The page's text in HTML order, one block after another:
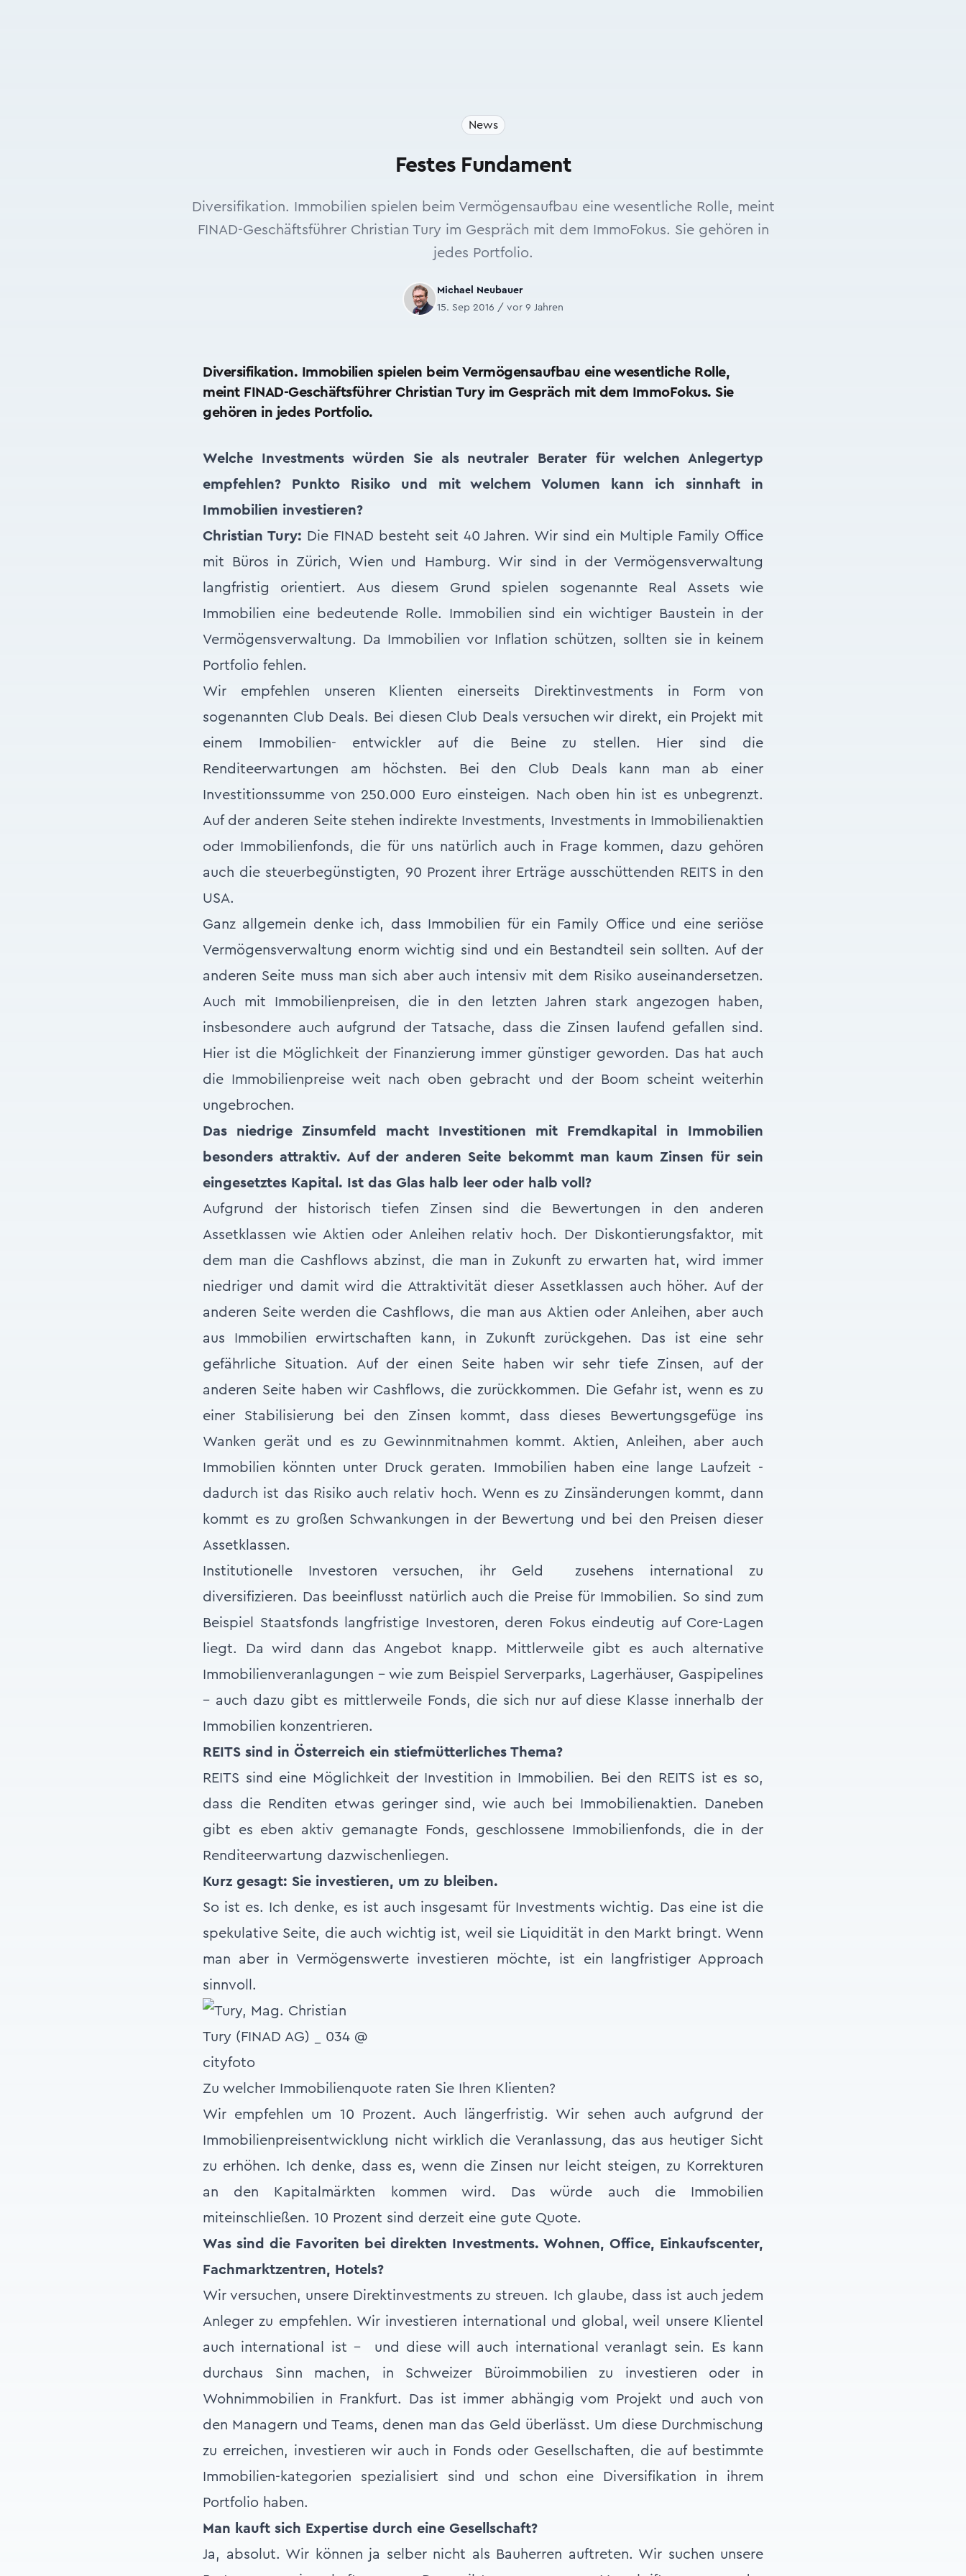
News
Festes Fundament
Diversifikation. Immobilien spielen beim Vermögensaufbau eine wesentliche Rolle, meint
FINAD-Geschäftsführer Christian Tury im Gespräch mit dem ImmoFokus. Sie gehören in
jedes Portfolio.
Michael Neubauer
15. Sep 2016 / vor 9 Jahren
Diversifikation. Immobilien spielen beim Vermögensaufbau eine wesentliche Rolle,
meint FINAD-Geschäftsführer Christian Tury im Gespräch mit dem ImmoFokus. Sie
gehören in jedes Portfolio.
Welche Investments würden Sie als neutraler Berater für welchen Anlegertyp
empfehlen? Punkto Risiko und mit welchem Volumen kann ich sinnhaft in
Immobilien investieren?
Christian Tury: Die FINAD besteht seit 40 Jahren. Wir sind ein Multiple Family Office
mit Büros in Zürich, Wien und Hamburg. Wir sind in der Vermögensverwaltung
langfristig orientiert. Aus diesem Grund spielen sogenannte Real Assets wie
Immobilien eine bedeutende Rolle. Immobilien sind ein wichtiger Baustein in der
Vermögensverwaltung. Da Immobilien vor Inflation schützen, sollten sie in keinem
Portfolio fehlen.
Wir empfehlen unseren Klienten einerseits Direktinvestments in Form von
sogenannten Club Deals. Bei diesen Club Deals versuchen wir direkt, ein Projekt mit
einem Immobilien- entwickler auf die Beine zu stellen. Hier sind die
Renditeerwartungen am höchsten. Bei den Club Deals kann man ab einer
Investitionssumme von 250.000 Euro einsteigen. Nach oben hin ist es unbegrenzt.
Auf der anderen Seite stehen indirekte Investments, Investments in Immobilienaktien
oder Immobilienfonds, die für uns natürlich auch in Frage kommen, dazu gehören
auch die steuerbegünstigten, 90 Prozent ihrer Erträge ausschüttenden REITS in den
USA.
Ganz allgemein denke ich, dass Immobilien für ein Family Office und eine seriöse
Vermögensverwaltung enorm wichtig sind und ein Bestandteil sein sollten. Auf der
anderen Seite muss man sich aber auch intensiv mit dem Risiko auseinandersetzen.
Auch mit Immobilienpreisen, die in den letzten Jahren stark angezogen haben,
insbesondere auch aufgrund der Tatsache, dass die Zinsen laufend gefallen sind.
Hier ist die Möglichkeit der Finanzierung immer günstiger geworden. Das hat auch
die Immobilienpreise weit nach oben gebracht und der Boom scheint weiterhin
ungebrochen.
Das niedrige Zinsumfeld macht Investitionen mit Fremdkapital in Immobilien
besonders attraktiv. Auf der anderen Seite bekommt man kaum Zinsen für sein
eingesetztes Kapital. Ist das Glas halb leer oder halb voll?
Aufgrund der historisch tiefen Zinsen sind die Bewertungen in den anderen
Assetklassen wie Aktien oder Anleihen relativ hoch. Der Diskontierungsfaktor, mit
dem man die Cashflows abzinst, die man in Zukunft zu erwarten hat, wird immer
niedriger und damit wird die Attraktivität dieser Assetklassen auch höher. Auf der
anderen Seite werden die Cashflows, die man aus Aktien oder Anleihen, aber auch
aus Immobilien erwirtschaften kann, in Zukunft zurückgehen. Das ist eine sehr
gefährliche Situation. Auf der einen Seite haben wir sehr tiefe Zinsen, auf der
anderen Seite haben wir Cashflows, die zurückkommen. Die Gefahr ist, wenn es zu
einer Stabilisierung bei den Zinsen kommt, dass dieses Bewertungsgefüge ins
Wanken gerät und es zu Gewinnmitnahmen kommt. Aktien, Anleihen, aber auch
Immobilien könnten unter Druck geraten. Immobilien haben eine lange Laufzeit -
dadurch ist das Risiko auch relativ hoch. Wenn es zu Zinsänderungen kommt, dann
kommt es zu großen Schwankungen in der Bewertung und bei den Preisen dieser
Assetklassen.
Institutionelle Investoren versuchen, ihr Geld zusehens international zu
diversifizieren. Das beeinflusst natürlich auch die Preise für Immobilien. So sind zum
Beispiel Staatsfonds langfristige Investoren, deren Fokus eindeutig auf Core-Lagen
liegt. Da wird dann das Angebot knapp. Mittlerweile gibt es auch alternative
Immobilienveranlagungen – wie zum Beispiel Serverparks, Lagerhäuser, Gaspipelines
– auch dazu gibt es mittlerweile Fonds, die sich nur auf diese Klasse innerhalb der
Immobilien konzentrieren.
REITS sind in Österreich ein stiefmütterliches Thema?
REITS sind eine Möglichkeit der Investition in Immobilien. Bei den REITS ist es so,
dass die Renditen etwas geringer sind, wie auch bei Immobilienaktien. Daneben
gibt es eben aktiv gemanagte Fonds, geschlossene Immobilienfonds, die in der
Renditeerwartung dazwischenliegen.
Kurz gesagt: Sie investieren, um zu bleiben.
So ist es. Ich denke, es ist auch insgesamt für Investments wichtig. Das eine ist die
spekulative Seite, die auch wichtig ist, weil sie Liquidität in den Markt bringt. Wenn
man aber in Vermögenswerte investieren möchte, ist ein langfristiger Approach
sinnvoll.
Zu welcher Immobilienquote raten Sie Ihren Klienten?
Wir empfehlen um 10 Prozent. Auch längerfristig. Wir sehen auch aufgrund der
Immobilienpreisentwicklung nicht wirklich die Veranlassung, das aus heutiger Sicht
zu erhöhen. Ich denke, dass es, wenn die Zinsen nur leicht steigen, zu Korrekturen
an den Kapitalmärkten kommen wird. Das würde auch die Immobilien
miteinschließen. 10 Prozent sind derzeit eine gute Quote.
Was sind die Favoriten bei direkten Investments. Wohnen, Office, Einkaufscenter,
Fachmarktzentren, Hotels?
Wir versuchen, unsere Direktinvestments zu streuen. Ich glaube, dass ist auch jedem
Anleger zu empfehlen. Wir investieren international und global, weil unsere Klientel
auch international ist – und diese will auch international veranlagt sein. Es kann
durchaus Sinn machen, in Schweizer Büroimmobilien zu investieren oder in
Wohnimmobilien in Frankfurt. Das ist immer abhängig vom Projekt und auch von
den Managern und Teams, denen man das Geld überlässt. Um diese Durchmischung
zu erreichen, investieren wir auch in Fonds oder Gesellschaften, die auf bestimmte
Immobilien-kategorien spezialisiert sind und schon eine Diversifikation in ihrem
Portfolio haben.
Man kauft sich Expertise durch eine Gesellschaft?
Ja, absolut. Wir können ja selber nicht als Bauherren auftreten. Wir suchen unsere